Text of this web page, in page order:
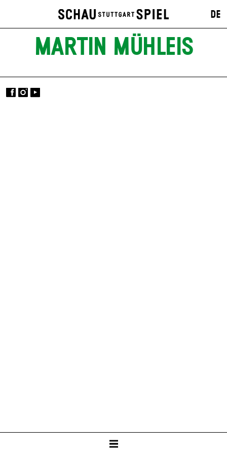
DE
MARTIN MÜHLEIS